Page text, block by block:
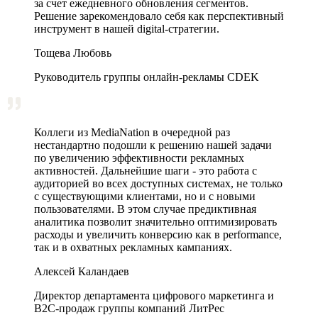
за счет ежедневного обновления сегментов.
Решение зарекомендовало себя как перспективный
инструмент в нашей digital-стратегии.
Тощева Любовь
Руководитель группы онлайн-рекламы CDEK
Коллеги из MediaNation в очередной раз
нестандартно подошли к решению нашей задачи
по увеличению эффективности рекламных
активностей. Дальнейшие шаги - это работа с
аудиторией во всех доступных системах, не только
с существующими клиентами, но и с новыми
пользователями. В этом случае предиктивная
аналитика позволит значительно оптимизировать
расходы и увеличить конверсию как в performance,
так и в охватных рекламных кампаниях.
Алексей Каландаев
Директор департамента цифрового маркетинга и
В2С-продаж группы компаний ЛитРес